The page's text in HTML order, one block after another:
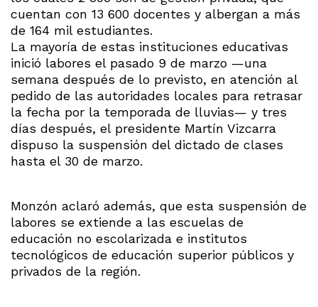
cuentan con 13 600 docentes y albergan a más
de 164 mil estudiantes.
La mayoría de estas instituciones educativas
inició labores el pasado 9 de marzo —una
semana después de lo previsto, en atención al
pedido de las autoridades locales para retrasar
la fecha por la temporada de lluvias— y tres
días después, el presidente Martín Vizcarra
dispuso la suspensión del dictado de clases
hasta el 30 de marzo.
Monzón aclaró además, que esta suspensión de
labores se extiende a las escuelas de
educación no escolarizada e institutos
tecnológicos de educación superior públicos y
privados de la región.